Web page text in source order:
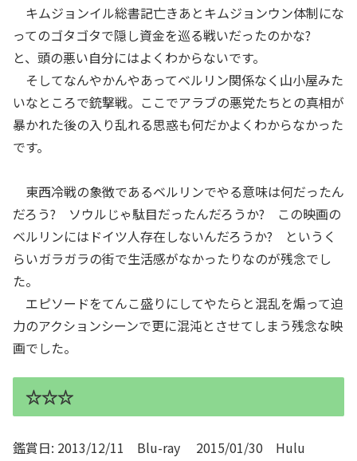
キムジョンイル総書記亡きあとキムジョンウン体制にな
ってのゴタゴタで隠し資金を巡る戦いだったのかな?
と、頭の悪い自分にはよくわからないです。
そしてなんやかんやあってベルリン関係なく山小屋みた
いなところで銃撃戦。ここでアラブの悪党たちとの真相が
暴かれた後の入り乱れる思惑も何だかよくわからなかった
です。
東西冷戦の象徴であるベルリンでやる意味は何だったん
だろう? ソウルじゃ駄目だったんだろうか? この映画の
ベルリンにはドイツ人存在しないんだろうか? というく
らいガラガラの街で生活感がなかったりなのが残念でし
た。
エピソードをてんこ盛りにしてやたらと混乱を煽って迫
力のアクションシーンで更に混沌とさせてしまう残念な映
画でした。
☆☆☆
鑑賞日: 2013/12/11 Blu-ray 2015/01/30 Hulu